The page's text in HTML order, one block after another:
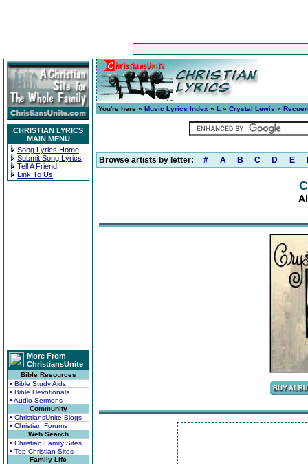
CHRISTIAN LYRICS
MAIN MENU
Song Lyrics Home
Submit Song Lyrics
Tell A Friend
Link To Us
More From
ChristiansUnite
Bible Resources
• Bible Study Aids
• Bible Devotionals
• Audio Sermons
Community
• ChristiansUnite Blogs
• Christian Forums
Web Search
• Christian Family Sites
• Top Christian Sites
Family Life
You're here » Music Lyrics Index » L » Crystal Lewis »
Browse artists by letter: # A B C D E